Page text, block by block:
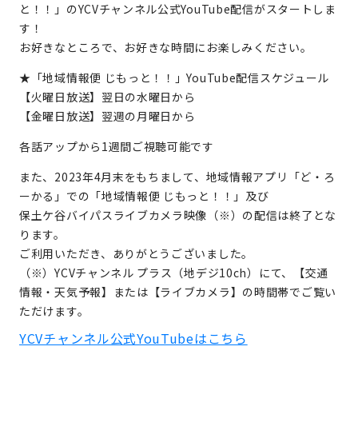
と！！」のYCVチャンネル公式YouTube配信がスタートしま
す！
お好きなところで、お好きな時間にお楽しみください。
★「地域情報便 じもっと！！」YouTube配信スケジュール
【火曜日放送】翌日の水曜日から
【金曜日放送】翌週の月曜日から
各話アップから1週間ご視聴可能です
また、2023年4月末をもちまして、地域情報アプリ「ど・ろ
ーかる」での「地域情報便 じもっと！！」及び
保土ケ谷バイパスライブカメラ映像（※）の配信は終了とな
ります。
ご利用いただき、ありがとうございました。
（※）YCVチャンネル プラス（地デジ10ch）にて、【交通
情報・天気予報】または【ライブカメラ】の時間帯でご覧い
ただけます。
YCVチャンネル公式YouTubeはこちら